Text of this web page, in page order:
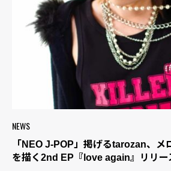
NEWS
「NEO J-POP」掲げるtarozan、メ
を描く2nd EP『love again』リリー